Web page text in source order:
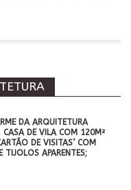
DA ARQUITETURA
CASA DE VILA COM 120M²
DE VISITAS’ COM
TIJOLOS APARENTES;